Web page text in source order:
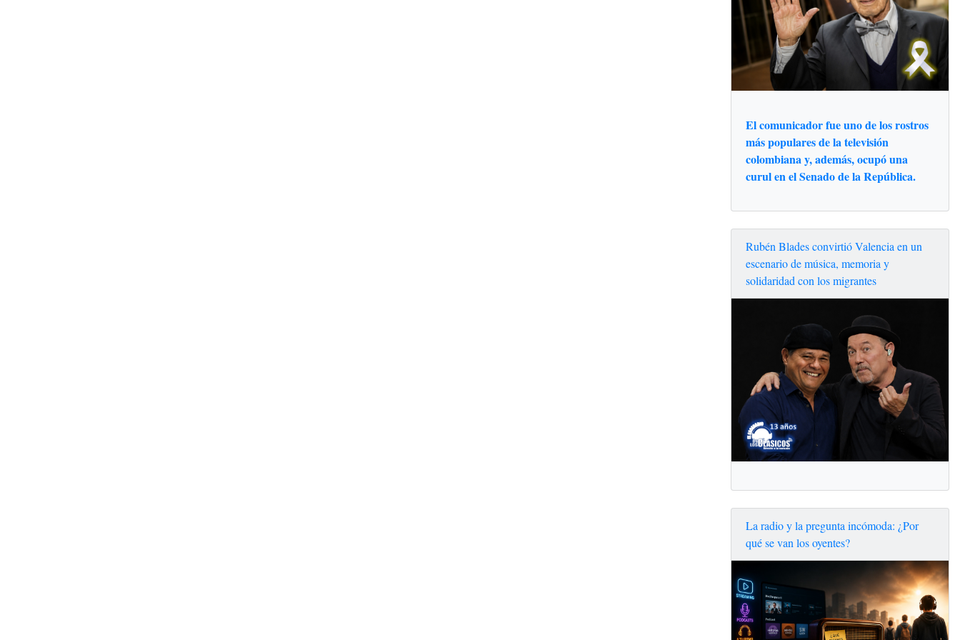
El comunicador fue uno de los rostros
más populares de la televisión
colombiana y, además, ocupó una
curul en el Senado de la República.
Rubén Blades convirtió Valencia en un
escenario de música, memoria y
solidaridad con los migrantes
La radio y la pregunta incómoda: ¿Por
qué se van los oyentes?